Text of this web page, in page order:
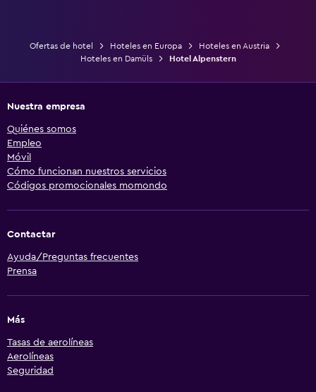
Ofertas de hotel Hoteles en Europa
Hoteles en Austria
Hoteles en Damüls
Hotel Alpenstern
Nuestra empresa
Quiénes somos
Empleo
Móvil
Cómo funcionan nuestros servicios
Códigos promocionales momondo
Contactar
Ayuda/Preguntas frecuentes
Prensa
Más
Tasas de aerolíneas
Aerolíneas
Seguridad